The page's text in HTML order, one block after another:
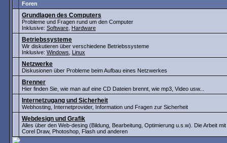
Foren
Grundlagen des Computers
Probleme und Fragen rund um den Computer
Inklusive: Software Hardware
Betriebssysteme
Wir diskutieren über verschiedene Betriebssysteme
Inklusive: Windows Linux
Netzwerke
Diskusionen über Probleme beim Aufbau eines Netzwerkes
Brenner
Hier finden Sie, wie man auf eine CD Dateien brennt, wie mp3, Video usw...
Internetzugang und Sicherheit
Webhosting, Internetprovider, Information und Fragen zur Sicherheit
Webdesign und Grafik
Alles über den Web-desing (Bildung, Bearbeitung, Optimierung u.s.w). Die Arbeit
Corel Draw, Photoshop, Flash und anderen